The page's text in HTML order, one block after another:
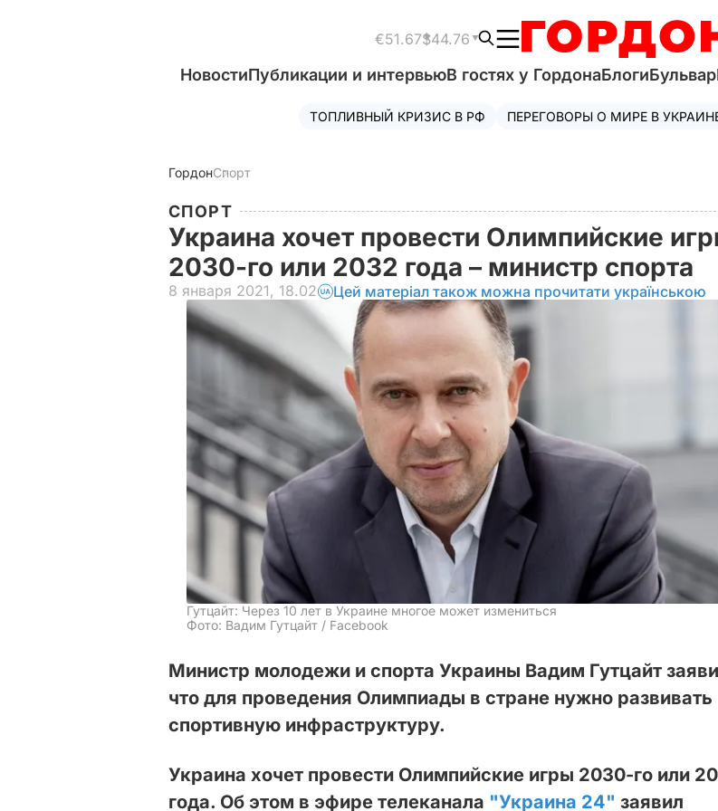
€51.67$44.76
НовостиПубликации и интервьюВ гостях у ГордонаБлогиБульвар
ТОПЛИВНЫЙ КРИЗИС В РФ ПЕРЕГОВОРЫ О МИРЕ В
ГордонСпорт
СПОРТ
Украина хочет провести Олимпийские
2030-го или 2032 года – министр спорта
8 января 2021, 18.02 Цей матеріал також можна прочитати українською
Гутцайт: Через 10 лет в Украине многое может измениться
Фото: Вадим Гутцайт / Facebook
Министр молодежи и спорта Украины Вадим Гутцайт
что для проведения Олимпиады в стране нужно развивать
спортивную инфраструктуру.
Украина хочет провести Олимпийские игры 2030-го или
года. Об этом в эфире телеканала "Украина 24" заявил